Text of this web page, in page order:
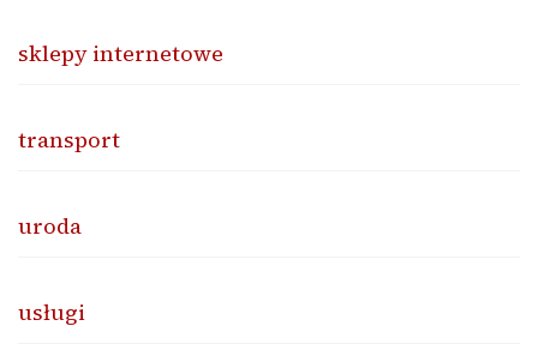
sklepy internetowe
transport
uroda
usługi